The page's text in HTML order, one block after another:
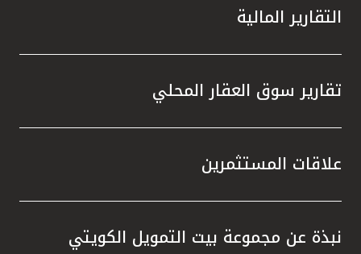
التقارير المالية
تقارير سوق العقار المحلي
علاقات المستثمرين
نبذة عن مجموعة بيت التمويل الكويتي